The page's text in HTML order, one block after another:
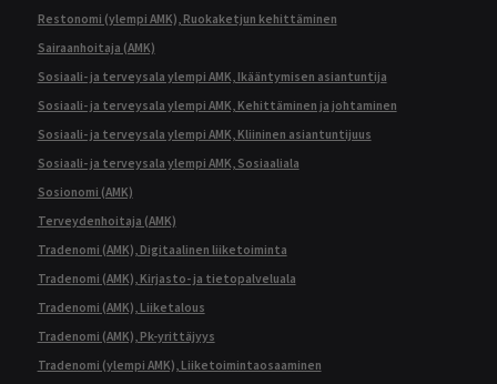
Restonomi (ylempi AMK), Ruokaketjun kehittäminen
Sairaanhoitaja (AMK)
Sosiaali- ja terveysala ylempi AMK, Ikääntymisen asiantuntija
Sosiaali- ja terveysala ylempi AMK, Kehittäminen ja johtaminen
Sosiaali- ja terveysala ylempi AMK, Kliininen asiantuntijuus
Sosiaali- ja terveysala ylempi AMK, Sosiaaliala
Sosionomi (AMK)
Terveydenhoitaja (AMK)
Tradenomi (AMK), Digitaalinen liiketoiminta
Tradenomi (AMK), Kirjasto- ja tietopalveluala
Tradenomi (AMK), Liiketalous
Tradenomi (AMK), Pk-yrittäjyys
Tradenomi (ylempi AMK), Liiketoimintaosaaminen